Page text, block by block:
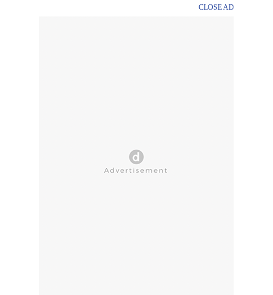
CLOSE AD